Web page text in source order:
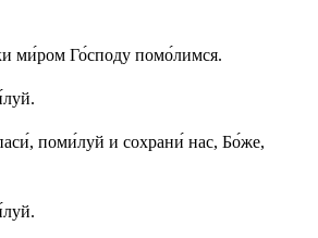
ми́ром Го́споду помо́лимся.
поми́луй и сохрани́ нас, Бо́же,